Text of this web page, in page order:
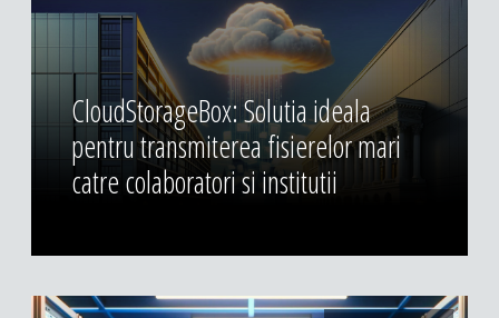
CloudStorageBox: Solutia ideala
pentru transmiterea fisierelor mari
catre colaboratori si institutii